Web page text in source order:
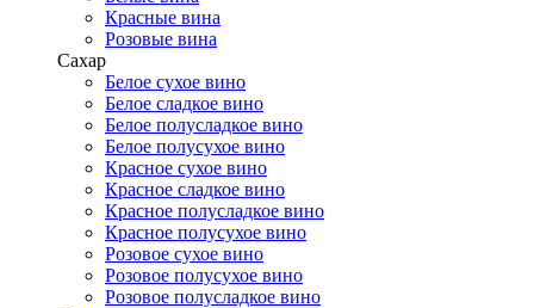
Красные вина
Розовые вина
Сахар
Белое сухое вино
Белое сладкое вино
Белое полусладкое вино
Белое полусухое вино
Красное сухое вино
Красное сладкое вино
Красное полусладкое вино
Красное полусухое вино
Розовое сухое вино
Розовое полусухое вино
Розовое полусладкое вино